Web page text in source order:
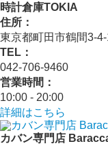
時計倉庫TOKIA
住所：
東京都町田市鶴間3-
TEL：
042-706-9460
営業時間：
10:00 - 20:00
詳細はこちら
カバン専門店